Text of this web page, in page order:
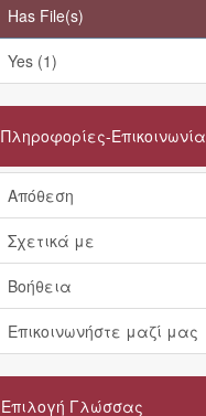
Has File(s)
Yes (1)
Πληροφορίες-Επικοινωνία
Απόθεση
Σχετικά με
Βοήθεια
Επικοινωνήστε μαζί μας
Επιλογή Γλώσσας